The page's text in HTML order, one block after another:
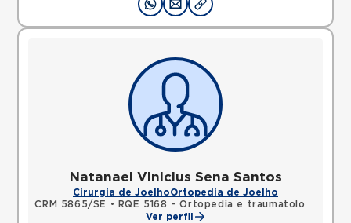
Natanael Vinicius Sena Santos
Cirurgia de JoelhoOrtopedia de Joelho
CRM 5865/SE
•
RQE 5168 - Ortopedia e traumatologia
Ver perfil